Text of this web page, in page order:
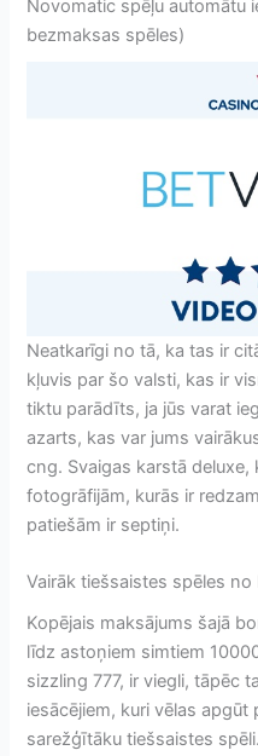
Novomatic spēļu automātu
bezmaksas spēles)
Neatkarīgi no tā, ka tas ir
kļuvis par šo valsti, kas ir
tiktu parādīts, ja jūs varat
azarts, kas var jums
сng. Svaigas karstā
fotogrāfijām, kurās ir
patiešām ir septiņi.
Vairāk tiešsaistes spēles
Kopējais maksājums šajā
līdz astoņiem simtiem
sizzling 777, ir viegli, tāpēc
iesācējiem, kuri vēlas
sarežģītāku tiešsaistes